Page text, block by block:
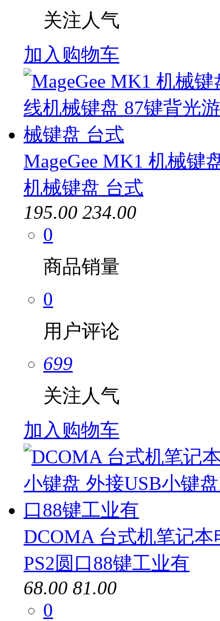
关注人气
加入购物车
MageGee MK1 机械键
机械键盘 台式
195.00 234.00
0
商品销量
0
用户评论
699
关注人气
加入购物车
DCOMA 台式机笔记
PS2圆口88键工业有
68.00 81.00
0